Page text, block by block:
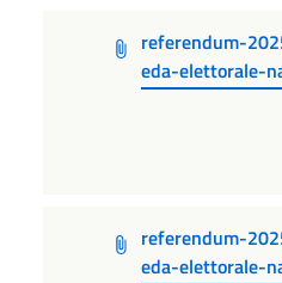
referendum-
eda-elettorale-
referendum-
eda-elettorale-